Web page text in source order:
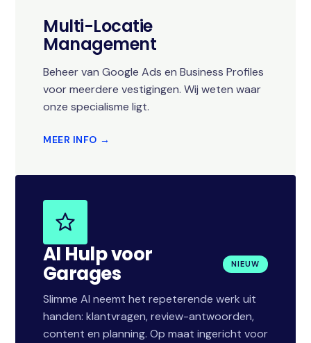
Multi-Locatie
Management
Beheer van Google Ads en Business Profiles
voor meerdere vestigingen. Wij weten waar
onze specialisme ligt.
MEER INFO →
AI Hulp voor
Garages NIEUW
Slimme AI neemt het repeterende werk uit
handen: klantvragen, review-antwoorden,
content en planning. Op maat ingericht voor